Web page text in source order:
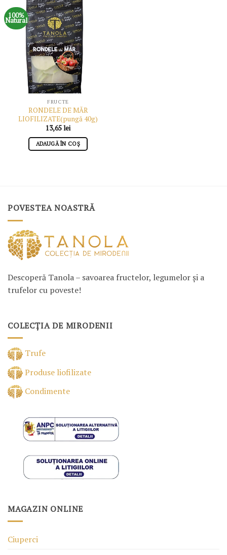
100%
Natural
FRUCTE
RONDELE DE MĂR
LIOFILIZATE(pungă 40g)
13,65lei
ADAUGĂ ÎN COȘ
POVESTEA NOASTRĂ
Descoperă Tanola – savoarea fructelor, legumelor și a
trufelor cu poveste!
COLECȚIA DE MIRODENII
Trufe
Produse liofilizate
Condimente
MAGAZIN ONLINE
Ciuperci